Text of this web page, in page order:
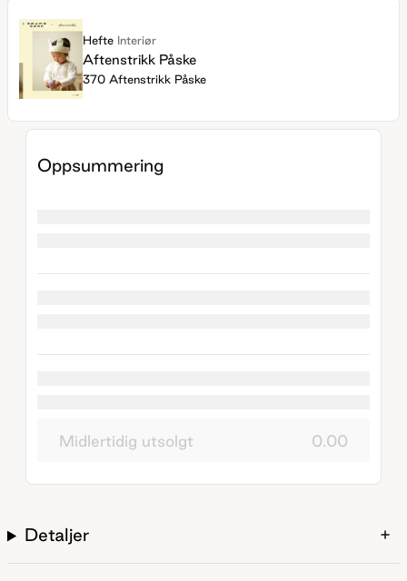
Hefte Interiør
Aftenstrikk Påske
370 Aftenstrikk Påske
Oppsummering
Midlertidig utsolgt 0.00
Detaljer